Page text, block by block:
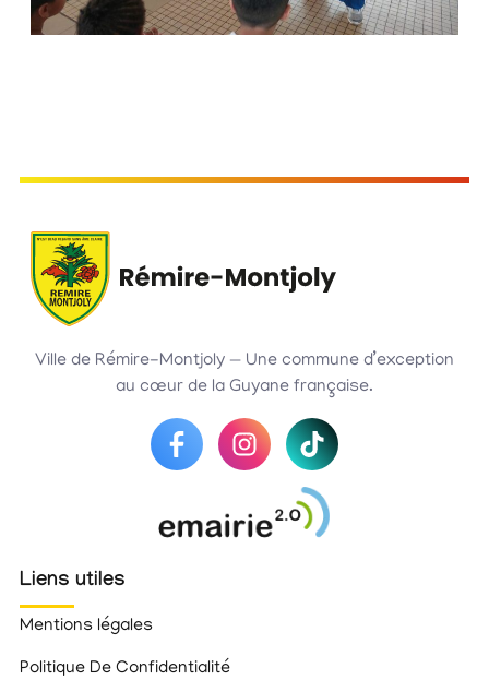
Ville de Rémire-Montjoly — Une commune d’exception
au cœur de la Guyane française.
Liens utiles
Mentions légales
Politique De Confidentialité